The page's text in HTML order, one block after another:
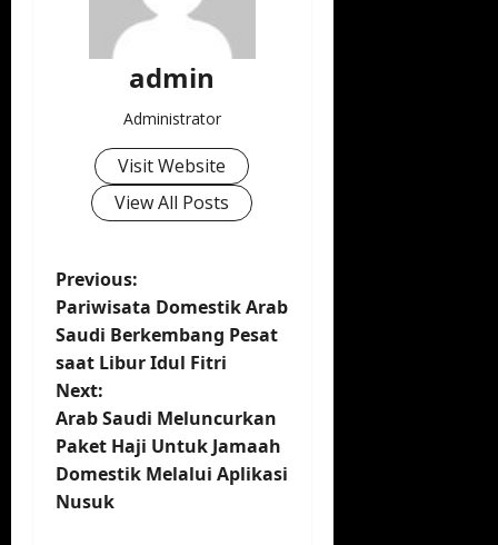
admin
Administrator
Visit Website
View All Posts
P
o
s
t
n
a
Previous:
Pariwisata Domestik Arab
Saudi Berkembang Pesat
saat Libur Idul Fitri
Next:
Arab Saudi Meluncurkan
Paket Haji Untuk Jamaah
Domestik Melalui Aplikasi
Nusuk